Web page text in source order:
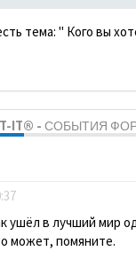
тема: " Кого вы
IT® - СОБЫТИЯ
ушёл в лучший мир
может, помяните.